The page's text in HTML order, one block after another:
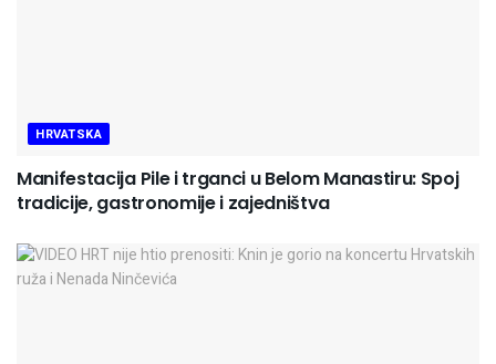
HRVATSKA
Manifestacija Pile i trganci u Belom Manastiru: Spoj
tradicije, gastronomije i zajedništva